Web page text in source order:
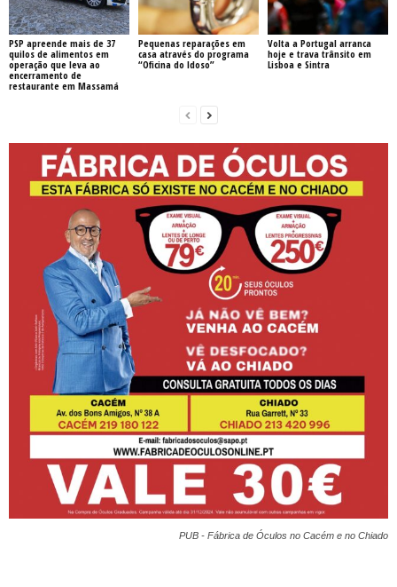
PSP apreende mais de 37
quilos de alimentos em
operação que leva ao
encerramento de
restaurante em Massamá
Pequenas reparações em
casa através do programa
“Oficina do Idoso”
Volta a Portugal arranca
hoje e trava trânsito em
Lisboa e Sintra
PUB - Fábrica de Óculos no Cacém e no Chiado